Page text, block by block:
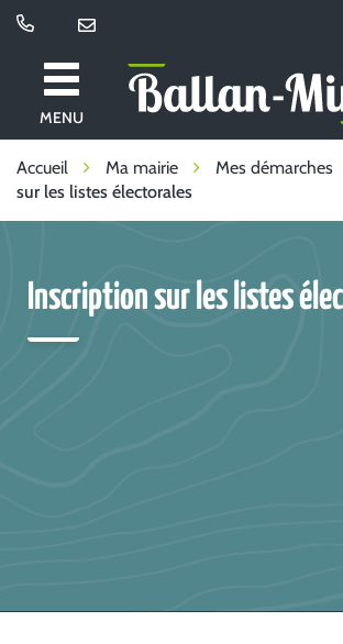
MENU
Ballan-
Accueil Ma mairie Mes démarches
sur les listes électorales
Inscription sur les listes